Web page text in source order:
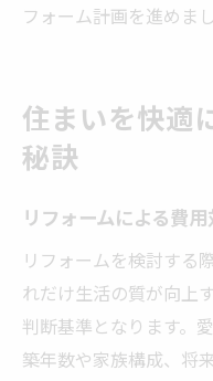
フォーム計画を進めまし
住まいを快適
秘訣
リフォームによる費
リフォームを検討する
れだけ生活の質が向上
判断基準となります。
築年数や家族構成、将